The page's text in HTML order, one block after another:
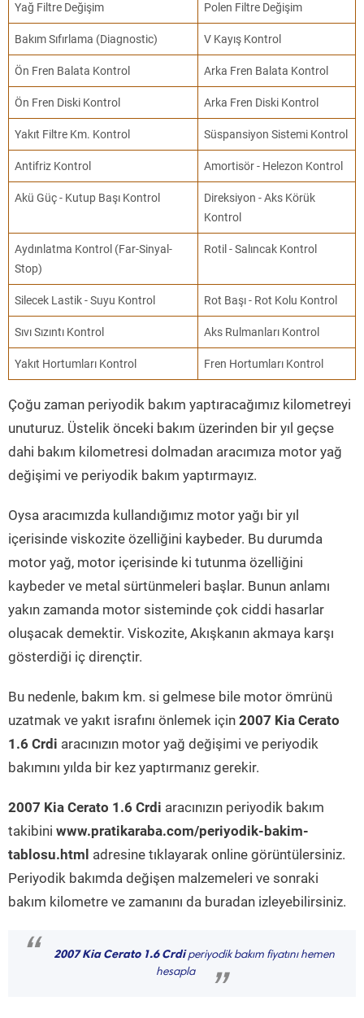
Yağ Filtre Değişim Polen Filtre Değişim
Bakım Sıfırlama (Diagnostic) V Kayış Kontrol
Ön Fren Balata Kontrol Arka Fren Balata Kontrol
Ön Fren Diski Kontrol Arka Fren Diski Kontrol
Yakıt Filtre Km. Kontrol Süspansiyon Sistemi Kontrol
Antifriz Kontrol Amortisör - Helezon Kontrol
Akü Güç - Kutup Başı Kontrol
Direksiyon - Aks Körük
Kontrol
Aydınlatma Kontrol (Far-Sinyal-
Stop)
Rotil - Salıncak Kontrol
Silecek Lastik - Suyu Kontrol Rot Başı - Rot Kolu Kontrol
Sıvı Sızıntı Kontrol Aks Rulmanları Kontrol
Yakıt Hortumları Kontrol Fren Hortumları Kontrol
Çoğu zaman periyodik bakım yaptıracağımız kilometreyi
unuturuz. Üstelik önceki bakım üzerinden bir yıl geçse
dahi bakım kilometresi dolmadan aracımıza motor yağ
değişimi ve periyodik bakım yaptırmayız.
Oysa aracımızda kullandığımız motor yağı bir yıl
içerisinde viskozite özelliğini kaybeder. Bu durumda
motor yağ, motor içerisinde ki tutunma özelliğini
kaybeder ve metal sürtünmeleri başlar. Bunun anlamı
yakın zamanda motor sisteminde çok ciddi hasarlar
oluşacak demektir. Viskozite, Akışkanın akmaya karşı
gösterdiği iç dirençtir.
Bu nedenle, bakım km. si gelmese bile motor ömrünü
uzatmak ve yakıt israfını önlemek için 2007 Kia Cerato
1.6 Crdi aracınızın motor yağ değişimi ve periyodik
bakımını yılda bir kez yaptırmanız gerekir.
2007 Kia Cerato 1.6 Crdi aracınızın periyodik bakım
takibini www.pratikaraba.com/periyodik-bakim-
tablosu.html adresine tıklayarak online görüntülersiniz.
Periyodik bakımda değişen malzemeleri ve sonraki
bakım kilometre ve zamanını da buradan izleyebilirsiniz.
“ 2007 Kia Cerato 1.6 Crdiperiyodik bakım fiyatını hemen
hesapla
”